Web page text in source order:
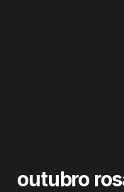
outubro